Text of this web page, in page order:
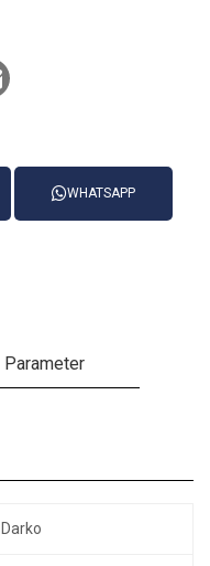
WHATSAPP
Parameter
Darko